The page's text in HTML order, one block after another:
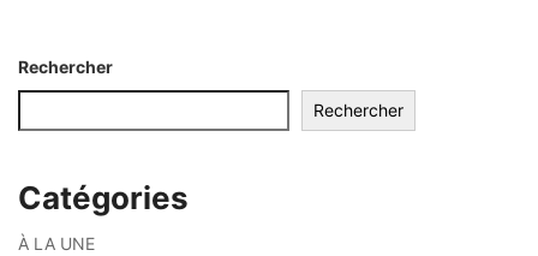
Rechercher
Rechercher
Catégories
À LA UNE